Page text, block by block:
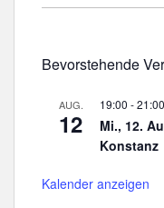
Bevorstehende
AUG.
12
19:00 -21:00
Mi., 12.
Konstanz
Kalender anzeigen